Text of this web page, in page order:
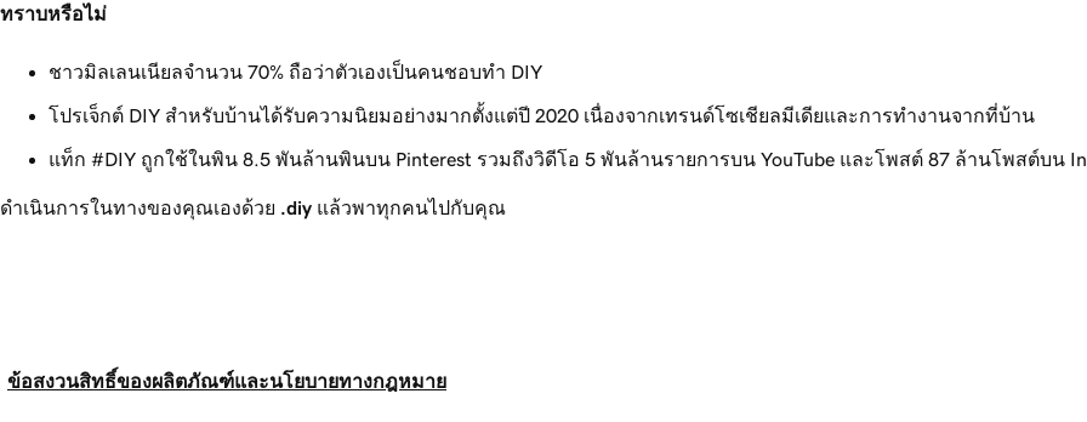
ทราบหรือไม่
ชาวมิลเลนเนียลจำนวน 70% ถือว่าตัวเองเป็นคนชอบทำ DIY
โปรเจ็กต์ DIY สำหรับบ้านได้รับความนิยมอย่างมากตั้งแต่ปี 2020 เนื่องจากเทรนด์โซเชียลมีเดียและการทำงานจากที่บ้าน
แท็ก #DIY ถูกใช้ในพิน 8.5 พันล้านพินบน Pinterest รวมถึงวิดีโอ 5 พันล้านรายการบน YouTube และโพสต์ 87 ล้านโพสต์บน
ดำเนินการในทางของคุณเองด้วย .diy แล้วพาทุกคนไปกับคุณ
ข้อสงวนสิทธิ์ของผลิตภัณฑ์และนโยบายทางกฎหมาย